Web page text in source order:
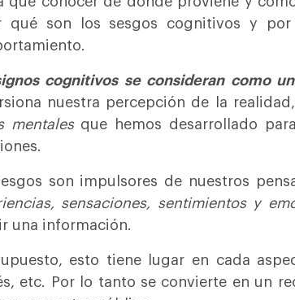
qué son los sesgos cognitivos y
cognitivos se consideran como
nuestra percepción de la
mentales que hemos desarrollado
son impulsores de nuestros
sensaciones, sentimientos y
una información.
esto tiene lugar en cada
etc. Por lo tanto se convierte en un